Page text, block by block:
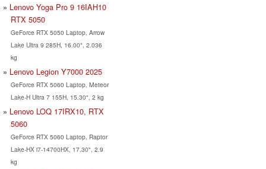
Lenovo Yoga Pro 9 16IAH10
RTX 5050
GeForce RTX 5050 Laptop, Arrow
Lake Ultra 9 285H, 16.00", 2.036
kg
Lenovo Legion Y7000 2025
GeForce RTX 5060 Laptop, Meteor
Lake-H Ultra 7 155H, 15.30", 2 kg
Lenovo LOQ 17IRX10, RTX
5060
GeForce RTX 5060 Laptop, Raptor
Lake-HX i7-14700HX, 17.30", 2.9
kg